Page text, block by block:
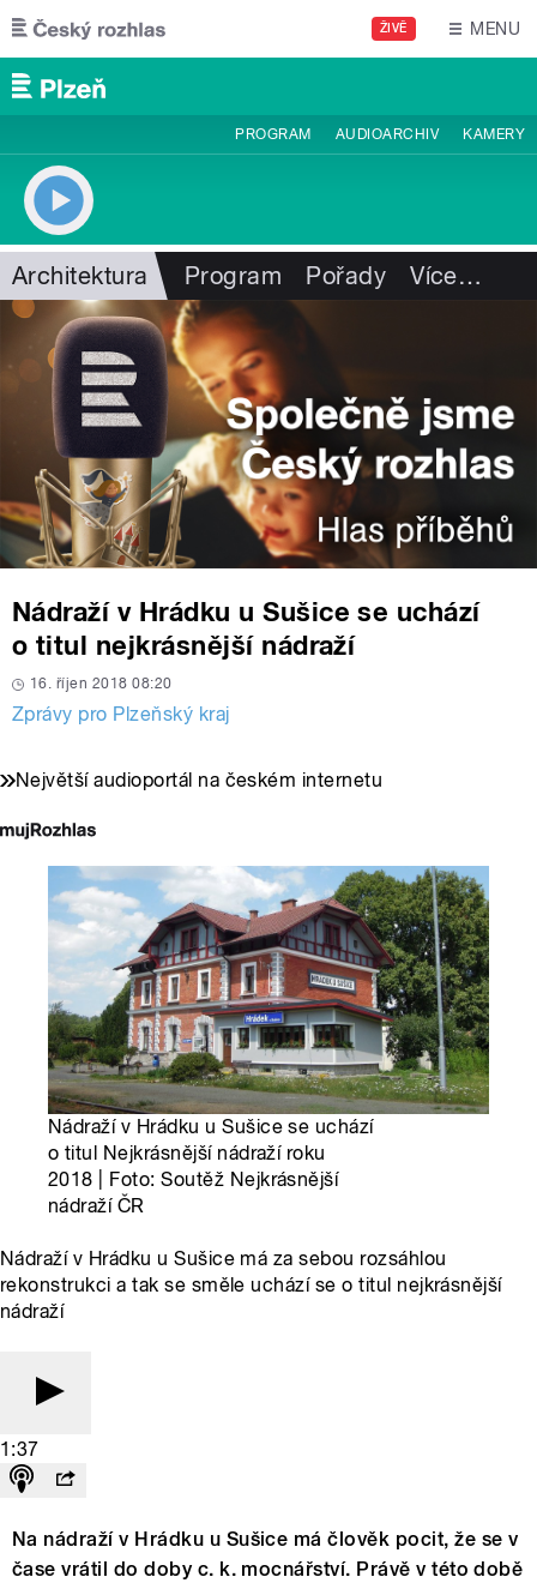
Přejít k hlavnímu obsahu
ŽIVĚ MENU
PROGRAM AUDIOARCHIV KAMERY
Architektura Program Pořady Více…
Nádraží v Hrádku u Sušice se uchází
o titul nejkrásnější nádraží
16. říjen 2018 08:20
Zprávy pro Plzeňský kraj
Největší audioportál na českém internetu
Nádraží v Hrádku u Sušice se uchází
o titul Nejkrásnější nádraží roku
2018 | Foto: Soutěž Nejkrásnější
nádraží ČR
Nádraží v Hrádku u Sušice má za sebou rozsáhlou
rekonstrukci a tak se směle uchází se o titul nejkrásnější
nádraží
1:37
Na nádraží v Hrádku u Sušice má člověk pocit, že se v
čase vrátil do doby c. k. mocnářství. Právě v této době